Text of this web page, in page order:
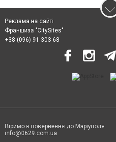
Реклама на сайті
Франшиза "CitySites"
+38 (096) 91 303 68
Віримо в повернення до Маріуполя
info@0629.com.ua